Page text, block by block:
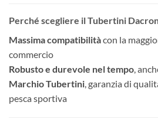
Perché scegliere il Tubertini
Massima compatibilitàcon la
commercio
Robusto e durevole nel tempo ,
Marchio Tubertini , garanzia di
pesca sportiva